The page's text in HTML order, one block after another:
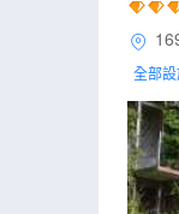
全部